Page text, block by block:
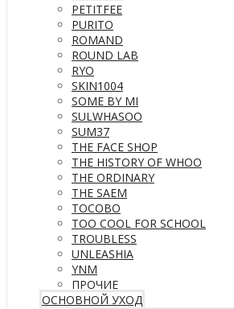
PETITFEE
PURITO
ROMAND
ROUND LAB
RYO
SKIN1004
SOME BY MI
SULWHASOO
SUM37
THE FACE SHOP
THE HISTORY OF WHOO
THE ORDINARY
THE SAEM
TOCOBO
TOO COOL FOR SCHOOL
TROUBLESS
UNLEASHIA
YNM
ПРОЧИЕ
ОСНОВНОЙ УХОД